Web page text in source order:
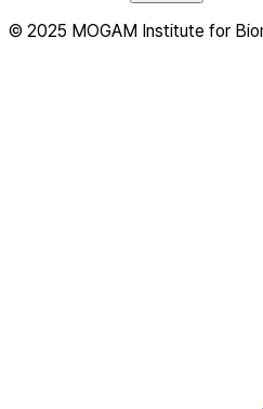
© 2025 MOGAM Institute for